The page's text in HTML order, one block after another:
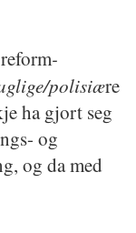
reform-
polisiære
ha gjort seg
og
og da med